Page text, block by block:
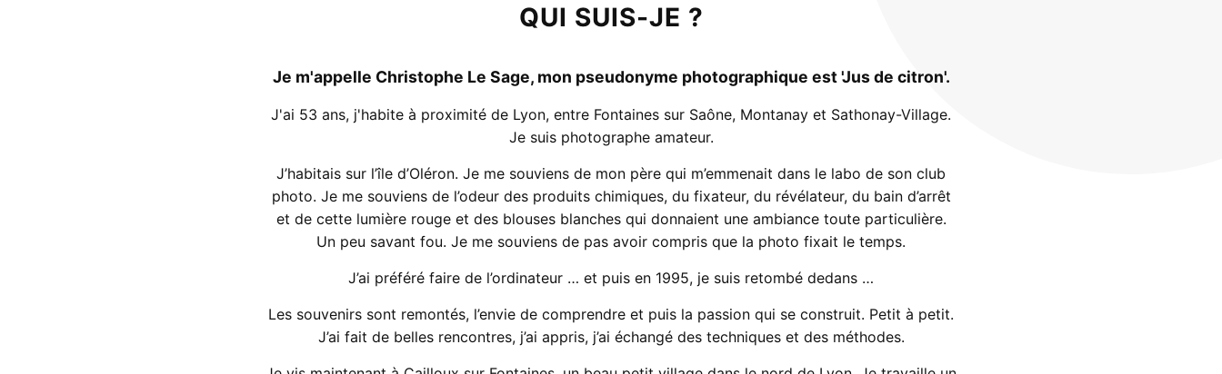
QUI SUIS-JE ?
Je m'appelle Christophe Le Sage, mon pseudonyme photographique est 'Jus de citron'.
J'ai 53 ans, j'habite à proximité de Lyon, entre Fontaines sur Saône, Montanay et Sathonay-Village.
Je suis photographe amateur.
J’habitais sur l’île d’Oléron. Je me souviens de mon père qui m’emmenait dans le labo de son club
photo. Je me souviens de l’odeur des produits chimiques, du fixateur, du révélateur, du bain d’arrêt
et de cette lumière rouge et des blouses blanches qui donnaient une ambiance toute particulière.
Un peu savant fou. Je me souviens de pas avoir compris que la photo fixait le temps.
J’ai préféré faire de l’ordinateur … et puis en 1995, je suis retombé dedans …
Les souvenirs sont remontés, l’envie de comprendre et puis la passion qui se construit. Petit à petit.
J’ai fait de belles rencontres, j’ai appris, j’ai échangé des techniques et des méthodes.